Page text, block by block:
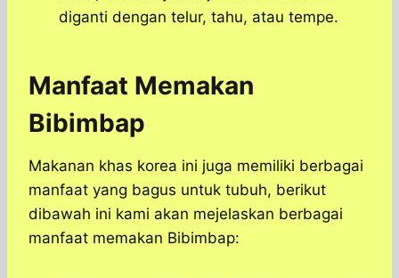
diganti dengan telur, tahu, atau tempe.
Manfaat Memakan
Bibimbap
Makanan khas korea ini juga memiliki berbagai
manfaat yang bagus untuk tubuh, berikut
dibawah ini kami akan mejelaskan berbagai
manfaat memakan Bibimbap: